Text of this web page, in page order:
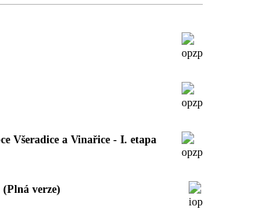
Všeradice a Vinařice - I. etapa
verze)